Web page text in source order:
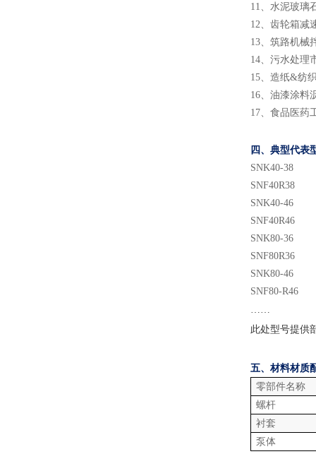
11、水泥玻璃
12、齿轮箱减
13、筑路机械
14、污水处理
15、造纸&纺
16、油漆涂料
17、食品医药
四、典型代表
SNK40-38
SNF40R38
SNK40-46
SNF40R46
SNK80-36
SNF80R36
SNK80-46
SNF80-R46
……
此处型号提供
五、材料材质
零部件名称
螺杆
衬套
泵体